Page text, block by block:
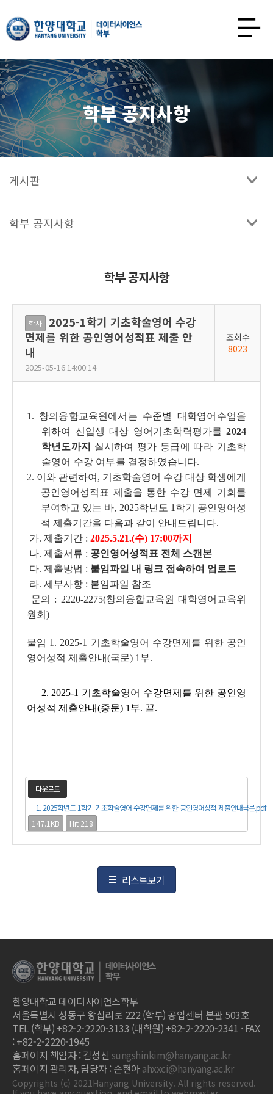
한양대학교
데이터사이언스학과
열기
학부 공지사항
게시판
학부 공지사항
학부 공지사항
학사
2025-1학기 기초학술영어 수강
면제를 위한 공인영어성적표 제출 안
내
2025-05-16 14:00:14
조회수
8023
1. 창의융합교육원에서는 수준별 대학영어수업을
위하여 신입생 대상 영어기초학력평가를2024
학년도까지
실시하여 평가 등급에 따라 기초학
술영어 수강 여부를 결정하였습니다.
2. 이와 관련하여, 기초학술영어 수강 대상 학생에게
공인영어성적표 제출을 통한 수강 면제 기회를
부여하고 있는 바, 2025학년도 1학기 공인영어성
적 제출기간을 다음과 같이 안내드립니다.
가. 제출기간 : 2025.5.21.(수) 17:00까지
나. 제출서류 : 공인영어성적표 전체 스캔본
다. 제출방법 : 붙임파일 내 링크 접속하여 업로드
라. 세부사항 : 붙임파일 참조
문의 : 2220-2275(창의융합교육원 대학영어교육위
원회)
붙임 1. 2025-1 기초학술영어 수강면제를 위한 공인
영어성적 제출안내(국문) 1부.
2. 2025-1 기초학술영어 수강면제를 위한 공인영
어성적 제출안내(중문) 1부. 끝.
다운로드
1.-2025학년도-1학기-기초학술영어-수강면제를-위한-공인영어성적-제출안내국문.pdf
147.1KB
Hit 218
리스트보기
한양대학교 데이터사이언스학부
서울특별시 성동구 왕십리로 222 (학부) 공업센터 본관 503호
TEL (학부) +82-2-2220-3133 (대학원) +82-2-2220-2341 · FAX
: +82-2-2220-1945
홈페이지 책임자 : 김성신 sungshinkim@hanyang.ac.kr
홈페이지 관리자, 담당자 : 손현아ahxxci@hanyang.ac.kr
Copyrights (c) 2021Hanyang University. All rights reserved.